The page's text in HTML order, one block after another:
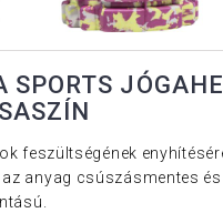
SPORTS
feszültségének
anyag csúszásmentes